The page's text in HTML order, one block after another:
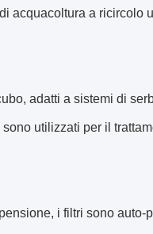
acquacoltura a ricircolo
adatti a sistemi di
utilizzati per il
i filtri sono auto-